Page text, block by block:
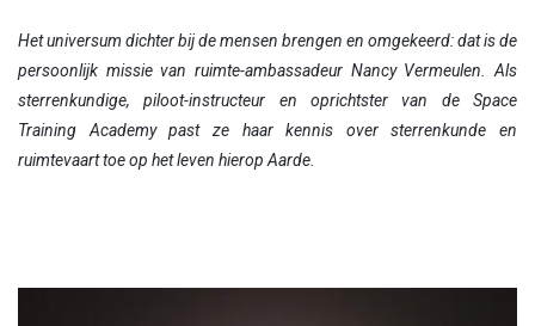
Het universum dichter bij de mensen brengen en omgekeerd: dat is de
persoonlijk missie van ruimte-ambassadeur Nancy Vermeulen. Als
sterrenkundige, piloot-instructeur en oprichtster van de Space
Training Academy past ze haar kennis over sterrenkunde en
ruimtevaart toe op het leven hierop Aarde.